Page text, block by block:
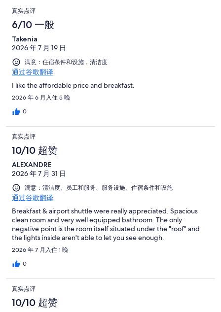
条
点
有
56
条
点
评
共
有
点
评
评，
共
有
56
条
点
条
评，
有
56
条
点
评
点
评
真实点评
6/10 一般
Takenia
2026 年 7 月 19 日
满意：住宿条件和设施，清洁度
通过谷歌翻译
I like the affordable price and breakfast.
2026 年 6 月入住 5 晚
0
真实点评
10/10 超赞
ALEXANDRE
2026 年 7 月 31 日
满意：清洁度、员工和服务、服务设施、住宿条件和设施
通过谷歌翻译
Breakfast & airport shuttle were really appreciated. Spacious
clean room and very well equipped bathroom. The only
negative point is the room itself situated under the "roof" and
the lights inside aren't able to let you see enough.
2026 年 7 月入住 1 晚
0
真实点评
10/10 超赞